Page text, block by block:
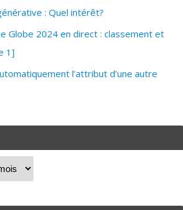
: Quel intérêt?
Globe 2024 en direct : classement et
1]
l’attribut d’une autre